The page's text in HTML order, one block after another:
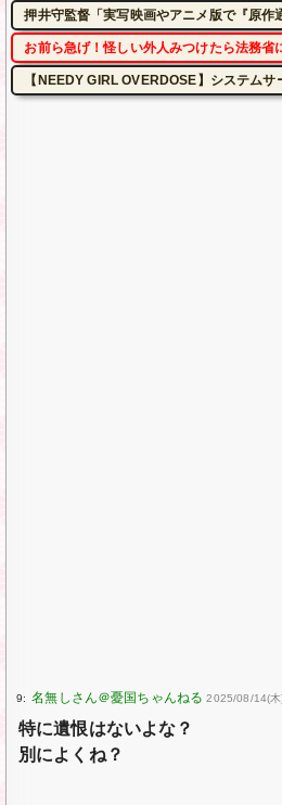
押井守監督「実写映画やアニメ版で『原
お前ら急げ！怪しい外人みつけたら法務
【NEEDY GIRL OVERDOSE】システム
9: 2025/08/14(
特に遺恨はないよな？
別によくね？